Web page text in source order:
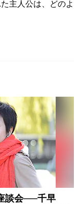
主人公は、どのよ
談会──千早